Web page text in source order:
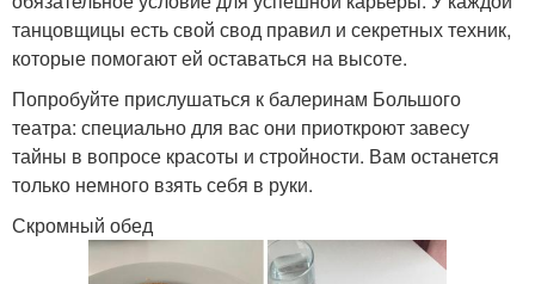
танцовщицы есть свой свод правил и секретных техник,
которые помогают ей оставаться на высоте.
Попробуйте прислушаться к балеринам Большого
театра: специально для вас они приоткроют завесу
тайны в вопросе красоты и стройности. Вам останется
только немного взять себя в руки.
Скромный обед